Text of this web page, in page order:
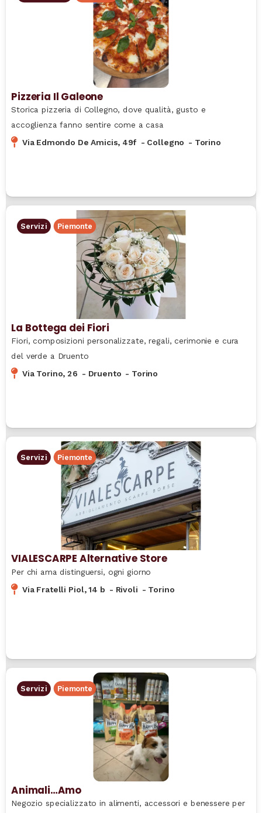
Pizzeria Il Galeone
Storica pizzeria di Collegno, dove qualità, gusto e
accoglienza fanno sentire come a casa
Via Edmondo De Amicis, 49f - Collegno - Torino
Servizi Piemonte
La Bottega dei Fiori
Fiori, composizioni personalizzate, regali, cerimonie e cura
del verde a Druento
Via Torino, 26 - Druento - Torino
Servizi Piemonte
VIALESCARPE Alternative Store
Per chi ama distinguersi, ogni giorno
Via Fratelli Piol, 14 b - Rivoli - Torino
Servizi Piemonte
Animali…Amo
Negozio specializzato in alimenti, accessori e benessere per